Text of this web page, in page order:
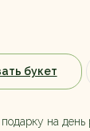
букет
на